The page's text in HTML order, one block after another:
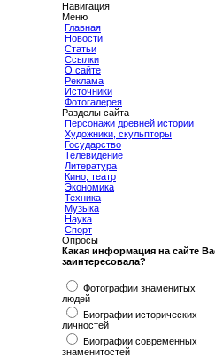
Навигация
Меню
Главная
Новости
Статьи
Ссылки
О сайте
Реклама
Источники
Фотогалерея
Разделы сайта
Персонажи древней истории
Художники, скульпторы
Государство
Телевидение
Литература
Кино, театр
Экономика
Техника
Музыка
Наука
Спорт
Опросы
Какая информация на сайте
заинтересовала?
Фотографии знаменитых
людей
Биографии исторических
личностей
Биографии современных
знаменитостей